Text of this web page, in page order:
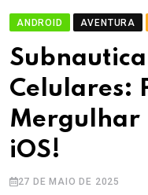
ANDROID AVENTURA
Celulares:
Mergulhar
iOS!
27 DE MAIO DE 2025